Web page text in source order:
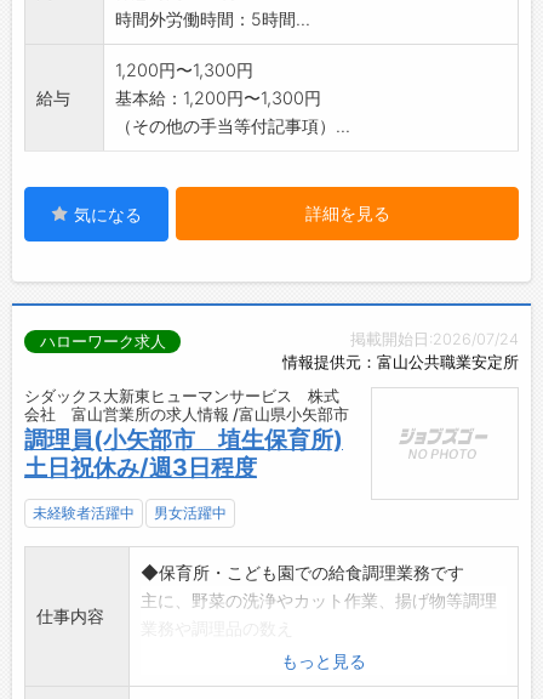
時間外労働時間：5時間...
給与
1,200円〜1,300円
基本給：1,200円〜1,300円
（その他の手当等付記事項）...
気になる 詳細を見る
掲載開始日:2026/07/24
情報提供元：富山公共職業安定所
ハローワーク求人
シダックス大新東ヒューマンサービス 株式
会社 富山営業所の求人情報 /富山県小矢部市
調理員(小矢部市 埴生保育所)
土日祝休み/週3日程度
未経験者活躍中 男女活躍中
仕事内容
◆保育所・こども園での給食調理業務です
主に、野菜の洗浄やカット作業、揚げ物等調理
、配膳、調理器具の洗浄作業、清掃業務、発
注、事務作業等
もっと見る